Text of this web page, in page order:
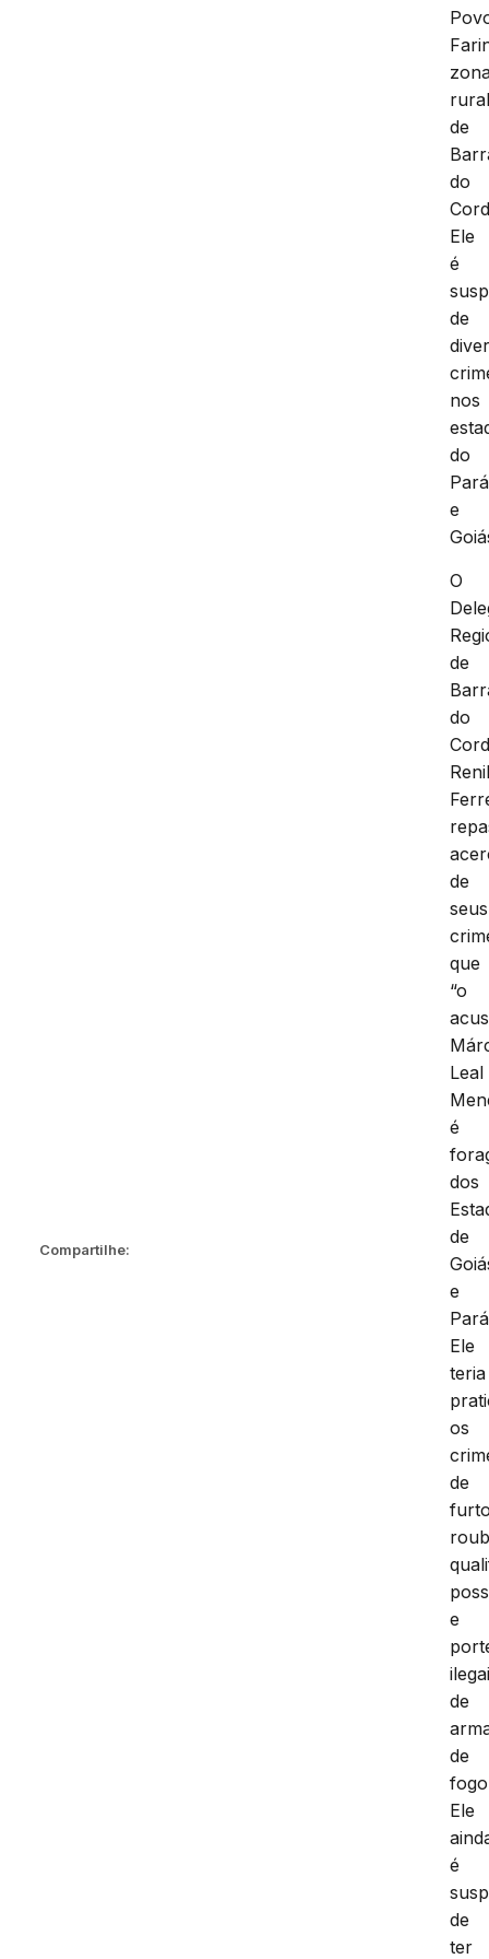
Compartilhe:
de
do
Ele
é
de
nos
do
Pará
e
O
de
do
de
seus
que
“o
Leal
é
dos
de
e
Ele
teria
os
de
e
de
de
Ele
é
de
ter